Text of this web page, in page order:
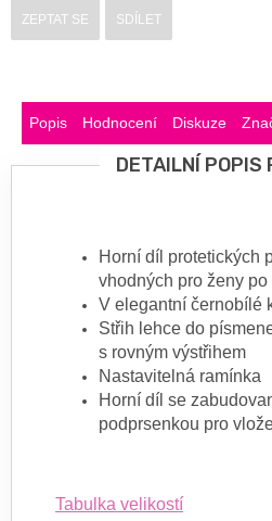
ZEPTAT SE SDÍLET
Popis Hodnocení Diskuze
DETAILNÍ POPIS
Horní díl protetických
vhodných pro ženy po
V elegantní černobílé
Střih lehce do
s rovným výstřihem
Nastavitelná ramínka
Horní díl se
podprsenkou pro
Tabulka velikostí